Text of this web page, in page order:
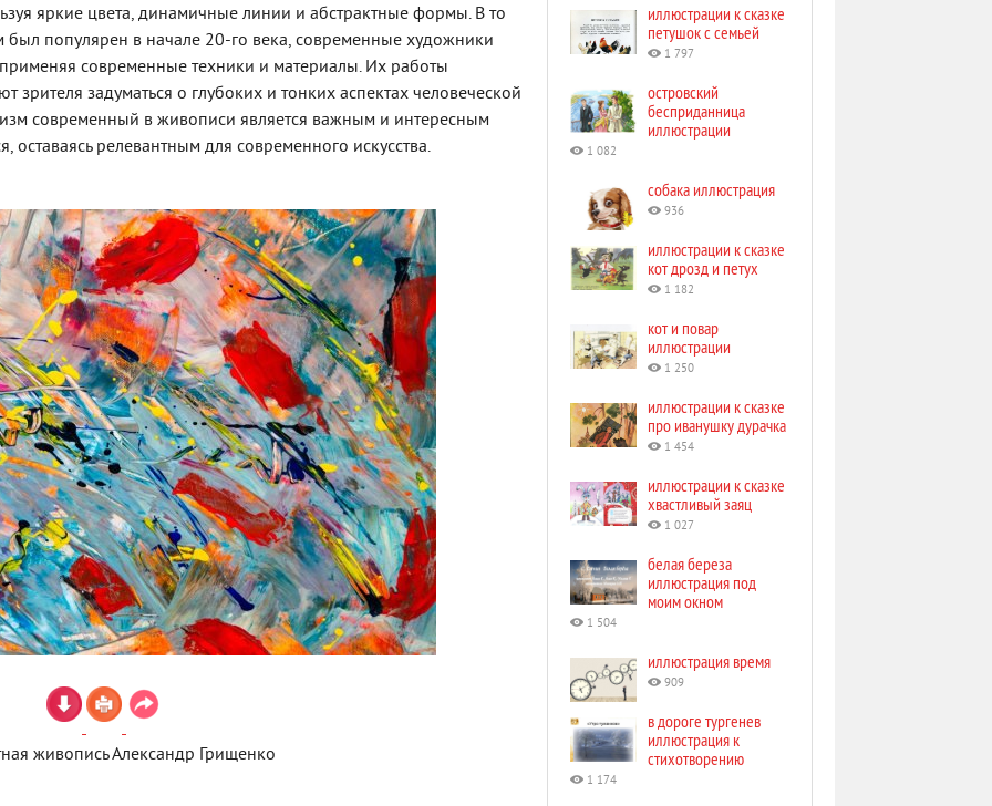
яркие цвета, динамичные линии и абстрактные формы. В то
был популярен в начале 20-го века, современные художники
современные техники и материалы. Их работы
зрителя задуматься о глубоких и тонких аспектах человеческой
современный в живописи является важным и интересным
оставаясь релевантным для современного искусства.
живопись Александр Грищенко
иллюстрации к сказке
петушок с семьей
1 797
островский
бесприданница
иллюстрации
1 082
собака иллюстрация
936
иллюстрации к сказке
кот дрозд и петух
1 182
кот и повар
иллюстрации
1 250
иллюстрации к сказке
про иванушку дурачка
1 454
иллюстрации к сказке
хвастливый заяц
1 027
белая береза
иллюстрация под
моим окном
1 504
иллюстрация время
909
в дороге тургенев
иллюстрация к
стихотворению
1 174